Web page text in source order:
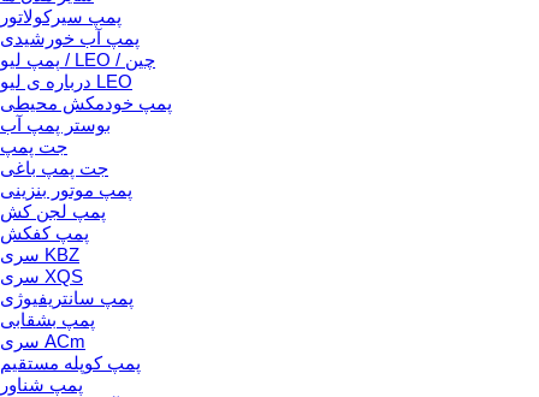
پمپ سیرکولاتور
پمپ آب خورشیدی
پمپ لیو / LEO / چین
درباره ی لیو LEO
پمپ خودمکش محیطی
بوستر پمپ آب
جت پمپ
جت پمپ باغی
پمپ موتور بنزینی
پمپ لجن کش
پمپ کفکش
سری KBZ
سری XQS
پمپ سانتریفیوژی
پمپ بشقابی
سری ACm
پمپ کوپله مستقیم
پمپ شناور